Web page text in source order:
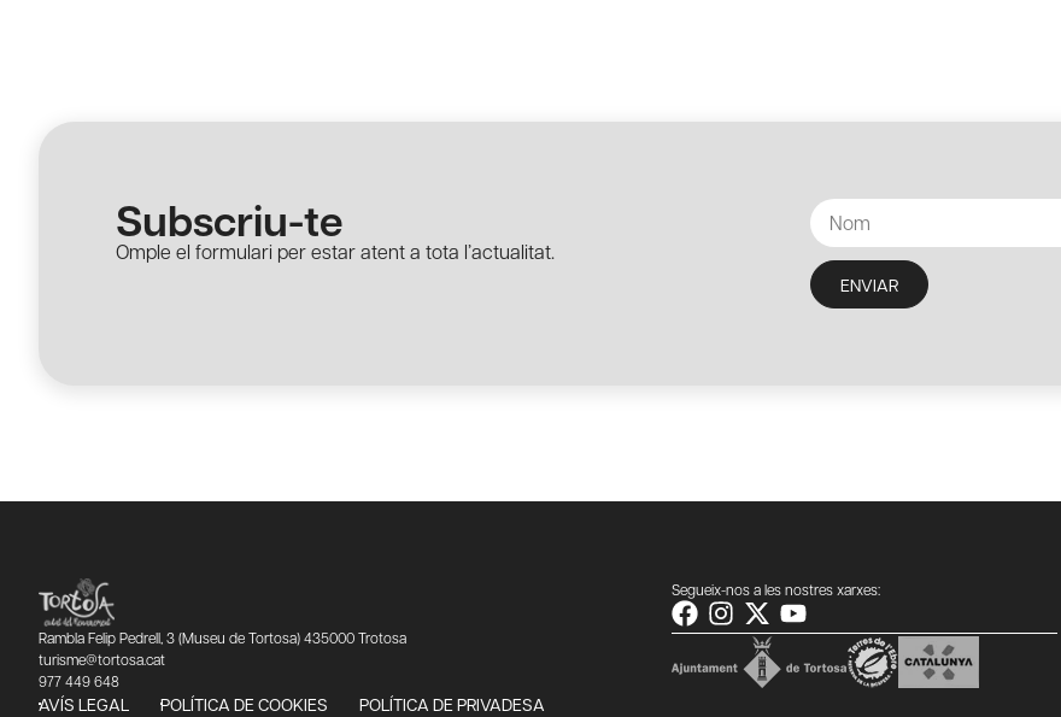
Subscriu-te
Omple el formulari per estar atent a tota l’actualitat.
ENVIAR
Rambla Felip Pedrell, 3 (Museu de Tortosa) 435000 Trotosa
turisme@tortosa.cat
977 449 648
AVÍS LEGAL POLÍTICA DE COOKIES POLÍTICA DE PRIVADESA
Segueix-nos a les nostres xarxes: